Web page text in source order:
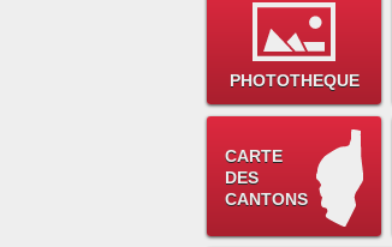
PHOTOTHEQUE
CARTE
DES
CANTONS